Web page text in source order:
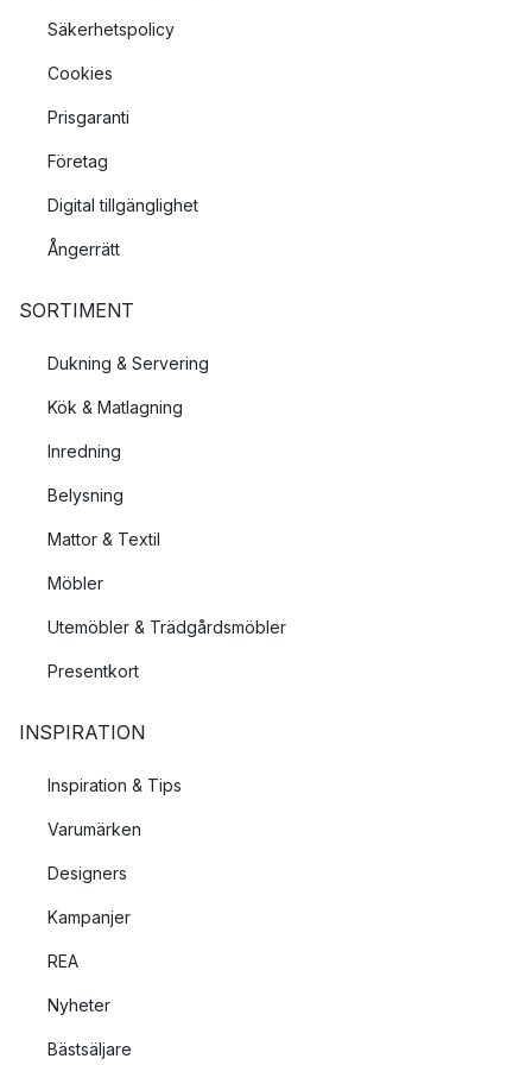
Gaffel läggs till vänster om tallriken
Att förrättens bestick ligger ytterst
Säkerhetspolicy
Cookies
Prisgaranti
Företag
Digital tillgänglighet
Ångerrätt
SORTIMENT
Dukning & Servering
Kök & Matlagning
Inredning
Belysning
Mattor & Textil
Möbler
Utemöbler & Trädgårdsmöbler
Presentkort
INSPIRATION
Inspiration & Tips
Varumärken
Designers
Kampanjer
REA
Nyheter
Bästsäljare